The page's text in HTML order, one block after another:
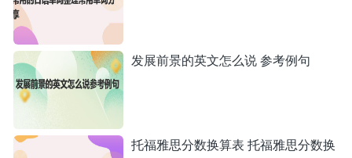
发展前景的英文怎么说 参考例句
托福雅思分数换算表 托福雅思分数换